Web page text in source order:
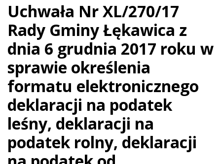
Uchwała Nr XL/270/17
Rady Gminy Łękawica z
dnia 6 grudnia 2017 roku w
sprawie określenia
formatu elektronicznego
deklaracji na podatek
leśny, deklaracji na
podatek rolny, deklaracji